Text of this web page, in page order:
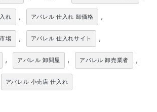
れ , アパレル 仕入れ 卸価格 ,
場 , アパレル 仕入れサイト ,
, アパレル 卸問屋 , アパレル 卸売業者 ,
アパレル 小売店 仕入れ